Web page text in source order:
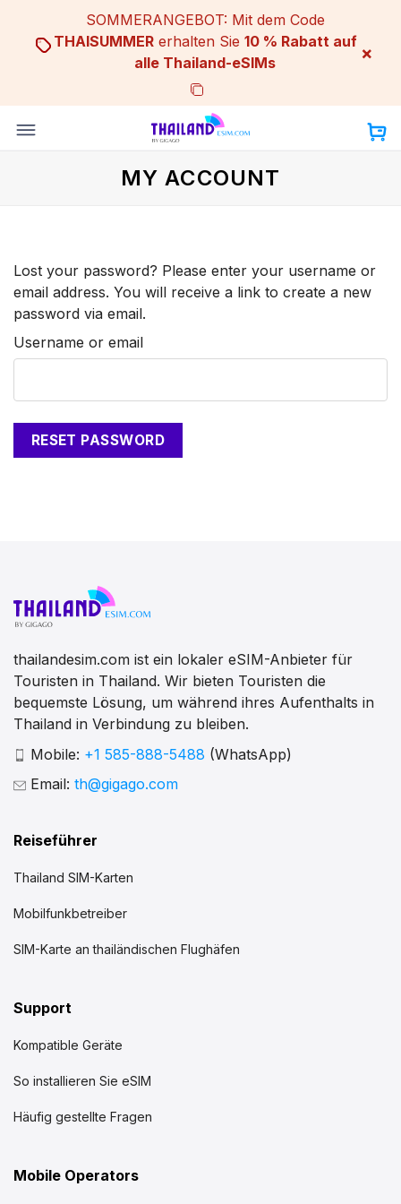
content
SOMMERANGEBOT: Mit dem Code
THAISUMMERerhalten Sie 10 % Rabatt auf
alle Thailand-eSIMs
×
MY ACCOUNT
Lost your password? Please enter your username or
email address. You will receive a link to create a new
password via email.
Username or email
RESET PASSWORD
thailandesim.com ist ein lokaler eSIM-Anbieter für
Touristen in Thailand. Wir bieten Touristen die
bequemste Lösung, um während ihres Aufenthalts in
Thailand in Verbindung zu bleiben.
Mobile: +1 585-888-5488 (WhatsApp)
Email: th@gigago.com
Reiseführer
Thailand SIM-Karten
Mobilfunkbetreiber
SIM-Karte an thailändischen Flughäfen
Support
Kompatible Geräte
So installieren Sie eSIM
Häufig gestellte Fragen
Mobile Operators